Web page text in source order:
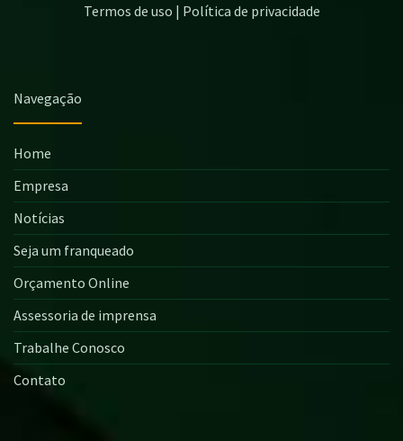
Termos de uso | Política de privacidade
Navegação
Home
Empresa
Notícias
Seja um franqueado
Orçamento Online
Assessoria de imprensa
Trabalhe Conosco
Contato